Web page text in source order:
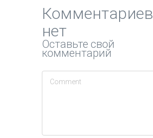
Комментариев
нет
Оставьте свой
комментарий